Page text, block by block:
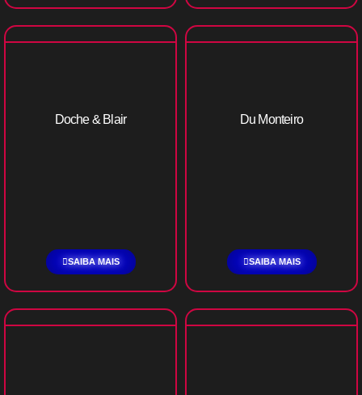
Doche & Blair
SAIBA MAIS
Du Monteiro
SAIBA MAIS